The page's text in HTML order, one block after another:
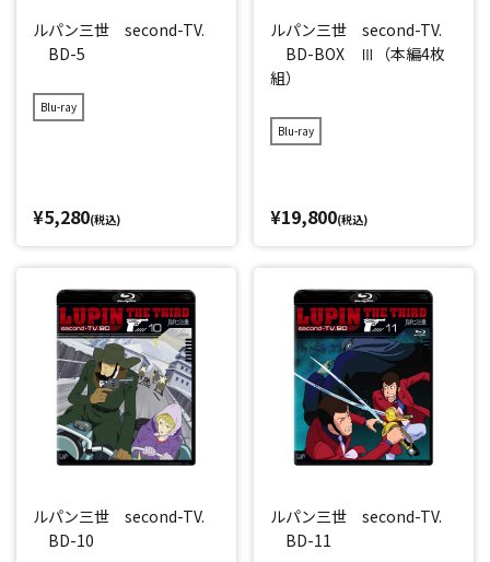
ルパン三世 second-TV.
BD-5
Blu-ray
¥5,280(税込)
ルパン三世 second-TV.
BD-BOX Ⅲ（本編4枚
組）
Blu-ray
¥19,800(税込)
ルパン三世 second-TV.
BD-10
ルパン三世 second-TV.
BD-11